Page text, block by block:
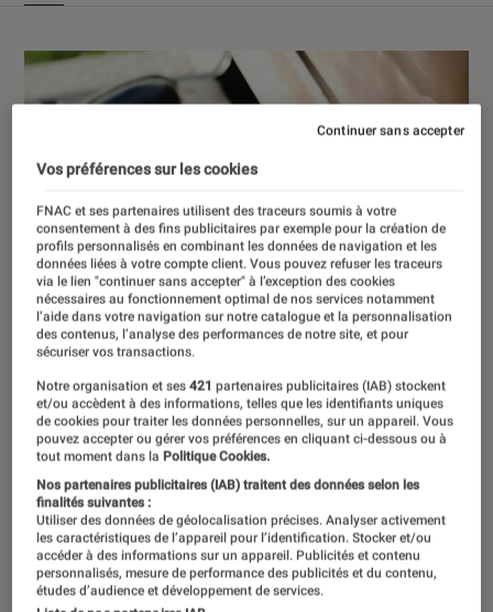
iPhone : comment préserver vos photos
DÉCRYPTAGE
Tech • 09 oct. 2018
Vos préférences sur les cookies
FNAC et ses partenaires utilisent des traceurs soumis à votre
consentement à des fins publicitaires par exemple pour la création de
profils personnalisés en combinant les données de navigation et les
données liées à votre compte client. Vous pouvez refuser les traceurs
via le lien "continuer sans accepter" à l’exception des cookies
nécessaires au fonctionnement optimal de nos services notamment
l’aide dans votre navigation sur notre catalogue et la personnalisation
des contenus, l’analyse des performances de notre site, et pour
sécuriser vos transactions.
Notre organisation et ses421 partenaires publicitaires (IAB) stockent
et/ou accèdent à des informations, telles que les identifiants uniques
de cookies pour traiter les données personnelles, sur un appareil. Vous
pouvez accepter ou gérer vos préférences en cliquant ci-dessous ou à
tout moment dans la Politique Cookies.
Nos partenaires publicitaires (IAB) traitent des données selon les
finalités suivantes :
Utiliser des données de géolocalisation précises. Analyser activement
les caractéristiques de l’appareil pour l’identification. Stocker et/ou
accéder à des informations sur un appareil. Publicités et contenu
personnalisés, mesure de performance des publicités et du contenu,
études d’audience et développement de services.
Continuer sans accepter